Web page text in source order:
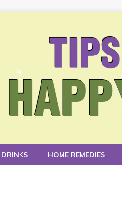
DRINKS HOME REMEDIES